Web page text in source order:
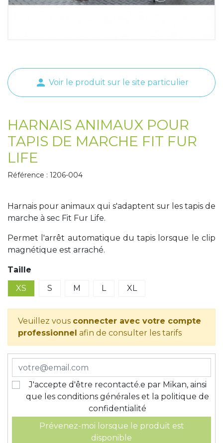
person Voir le produit sur le site particulier
HARNAIS ANIMAUX POUR
TAPIS DE MARCHE FIT FUR
LIFE
Référence : 1206-004
Harnais pour animaux qui s'adaptent sur les tapis de
marche à sec Fit Fur Life.
Permet l'arrêt automatique du tapis lorsque le clip
magnétique est arraché.
Taille
XS
S M L XL
Veuillez vous connecter avec votre compte
professionnel afin de consulter les tarifs
J'accepte d'être recontacté.e par Mikan, ainsi
que les conditions générales et la politique de
confidentialité
Prévenez-moi lorsque le produit est
disponible